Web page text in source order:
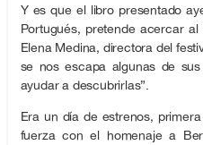
Y es que el libro presentado
Portugués, pretende acercar
Elena Medina, directora del
se nos escapa algunas de
ayudar a descubrirlas”.
Era un día de estrenos,
fuerza con el homenaje a